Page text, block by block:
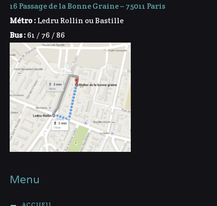
16 Passage de la Bonne Graine – 75011 Paris
Métro :Ledru Rollin ou Bastille
Bus :61 / 76 / 86
Menu